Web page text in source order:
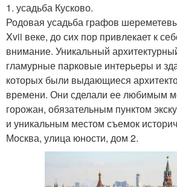
1. усадьба Кусково.
Родовая усадьба графов
Xvii веке, до сих пор привлекает к
внимание. Уникальный
гламурные парковые интерьеры и
которых были выдающиеся
времени. Они сделали ее любимым
горожан, обязательным пунктом
и уникальным местом съемок
Москва, улица юности, дом 2.